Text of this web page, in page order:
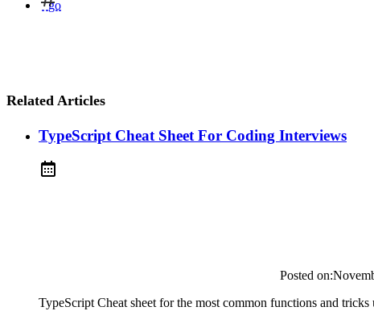
go
Related Articles
TypeScript Cheat Sheet For Coding Interviews
Posted on:
TypeScript Cheat sheet for the most common functions and